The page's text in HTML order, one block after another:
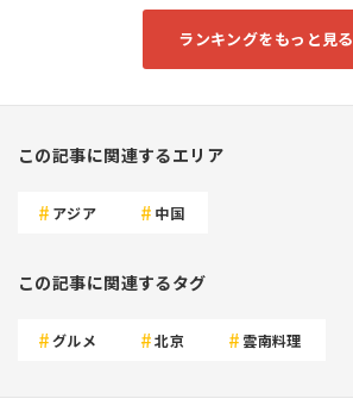
ランキングをもっと見る
この記事に関連するエリア
アジア 中国
この記事に関連するタグ
グルメ 北京 雲南料理